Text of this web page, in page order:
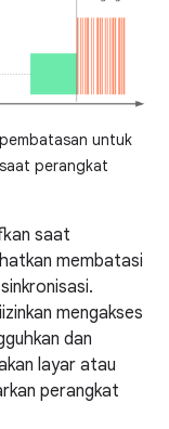
untuk
perangkat
saat
membatasi
mengakses
dan
layar atau
perangkat